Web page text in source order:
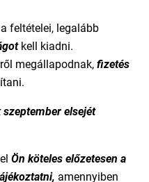
feltételei, legalább
kell kiadni.
megállapodnak, fizetés
elsejét
Ön köteles előzetesen a
amennyiben